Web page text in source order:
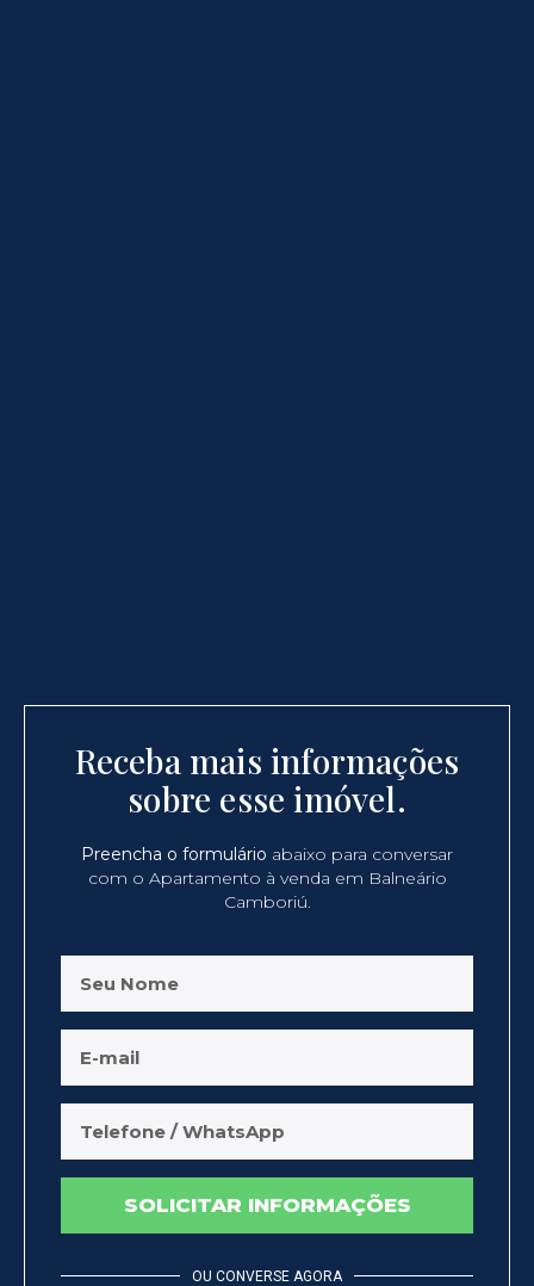
Receba mais informações
sobre esse imóvel.
Preencha o formulário abaixo para conversar
com o Apartamento à venda em Balneário
Camboriú.
SOLICITAR INFORMAÇÕES
OU CONVERSE AGORA